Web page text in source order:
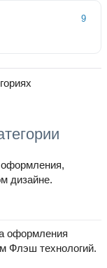
9
дизайне.
оформления
Флэш технологий.